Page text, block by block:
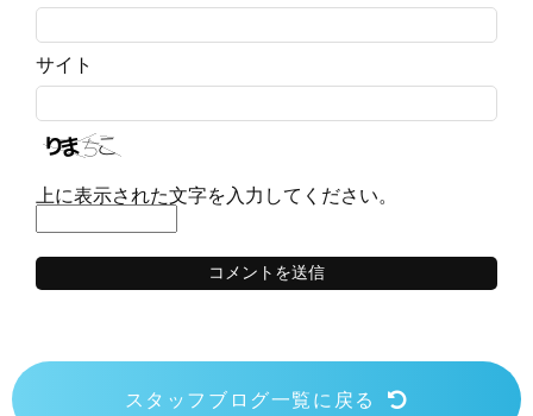
サイト
上に表示された文字を入力してください。
スタッフブログ一覧に戻る